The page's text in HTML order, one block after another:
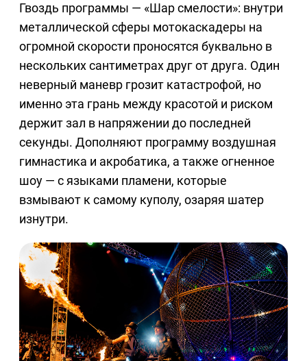
Гвоздь программы — «Шар смелости»: внутри
металлической сферы мотокаскадеры на
огромной скорости проносятся буквально в
нескольких сантиметрах друг от друга. Один
неверный маневр грозит катастрофой, но
именно эта грань между красотой и риском
держит зал в напряжении до последней
секунды. Дополняют программу воздушная
гимнастика и акробатика, а также огненное
шоу — с языками пламени, которые
взмывают к самому куполу, озаряя шатер
изнутри.